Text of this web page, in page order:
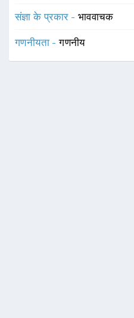
संज्ञा के प्रकार - भाववाचक
गणनीयता -गणनीय